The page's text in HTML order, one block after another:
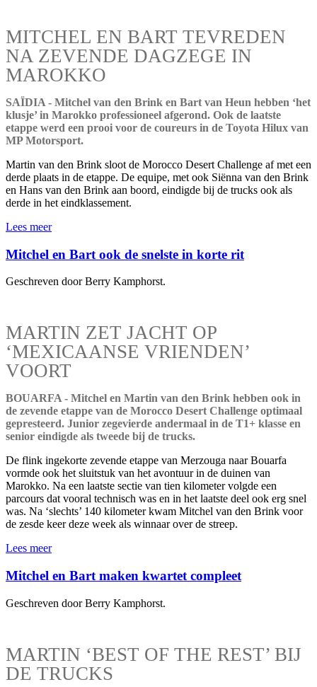
MITCHEL EN BART TEVREDEN
NA ZEVENDE DAGZEGE IN
MAROKKO
SAÏDIA - Mitchel van den Brink en Bart van Heun hebben ‘het
klusje’ in Marokko professioneel afgerond. Ook de laatste
etappe werd een prooi voor de coureurs in de Toyota Hilux van
MP Motorsport.
Martin van den Brink sloot de Morocco Desert Challenge af met een
derde plaats in de etappe. De equipe, met ook Siënna van den Brink
en Hans van den Brink aan boord, eindigde bij de trucks ook als
derde in het eindklassement.
Lees meer
Mitchel en Bart ook de snelste in korte rit
Geschreven door Berry Kamphorst.
MARTIN ZET JACHT OP
‘MEXICAANSE VRIENDEN’
VOORT
BOUARFA - Mitchel en Martin van den Brink hebben ook in
de zevende etappe van de Morocco Desert Challenge optimaal
gepresteerd. Junior zegevierde andermaal in de T1+ klasse en
senior eindigde als tweede bij de trucks.
De flink ingekorte zevende etappe van Merzouga naar Bouarfa
vormde ook het sluitstuk van het avontuur in de duinen van
Marokko. Na een laatste sectie van tien kilometer volgde een
parcours dat vooral technisch was en in het laatste deel ook erg snel
was. Na ‘slechts’ 140 kilometer kwam Mitchel van den Brink voor
de zesde keer deze week als winnaar over de streep.
Lees meer
Mitchel en Bart maken kwartet compleet
Geschreven door Berry Kamphorst.
MARTIN ‘BEST OF THE REST’ BIJ
DE TRUCKS